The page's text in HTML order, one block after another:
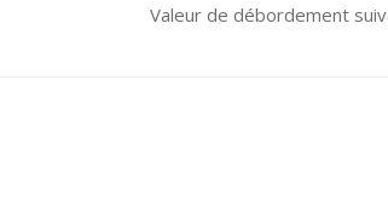
Valeur de débordement